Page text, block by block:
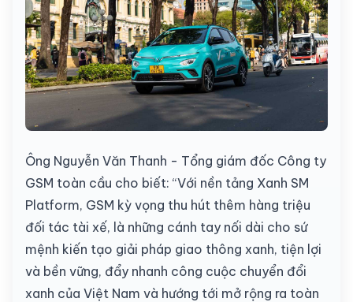
Ông Nguyễn Văn Thanh - Tổng giám đốc Công ty
GSM toàn cầu cho biết: “Với nền tảng Xanh SM
Platform, GSM kỳ vọng thu hút thêm hàng triệu
đối tác tài xế, là những cánh tay nối dài cho sứ
mệnh kiến tạo giải pháp giao thông xanh, tiện lợi
và bền vững, đẩy nhanh công cuộc chuyển đổi
xanh của Việt Nam và hướng tới mở rộng ra toàn